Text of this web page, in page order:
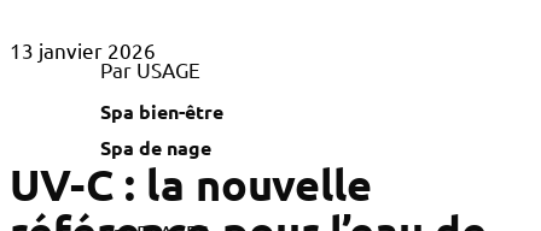
Par USAGE
Spa bien-être
Spa de nage
13 janvier 2026
UV-C : la nouvelle